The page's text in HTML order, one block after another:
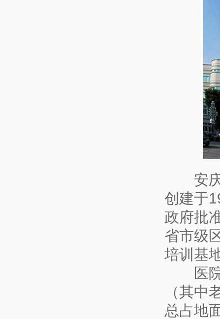
安庆
创建于
政府批
省市级
培训基
医院
（其
总占地